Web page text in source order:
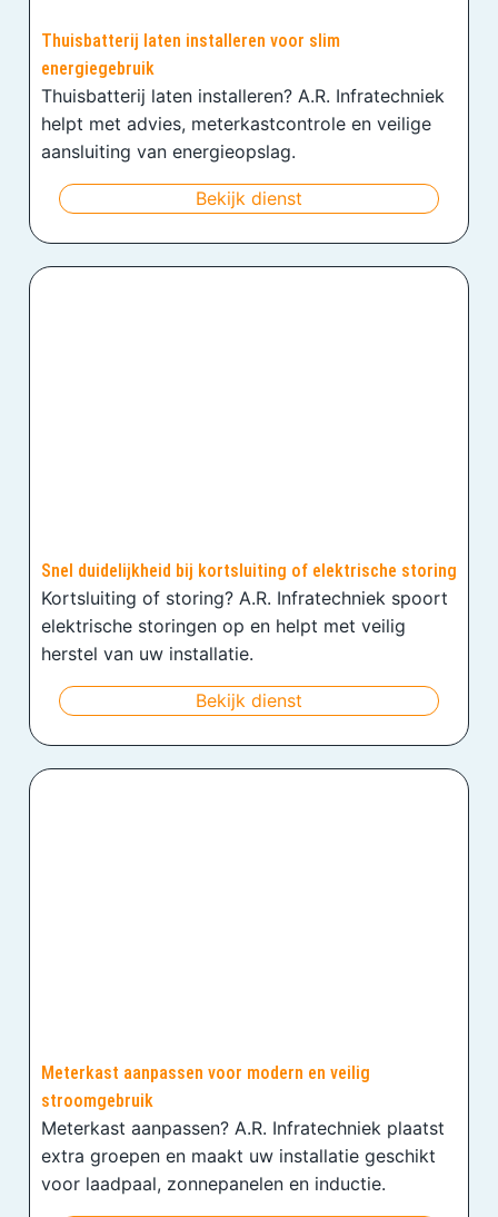
Thuisbatterij laten installeren voor slim
energiegebruik
Thuisbatterij laten installeren? A.R. Infratechniek
helpt met advies, meterkastcontrole en veilige
aansluiting van energieopslag.
Bekijk dienst
Snel duidelijkheid bij kortsluiting of elektrische storing
Kortsluiting of storing? A.R. Infratechniek spoort
elektrische storingen op en helpt met veilig
herstel van uw installatie.
Bekijk dienst
Meterkast aanpassen voor modern en veilig
stroomgebruik
Meterkast aanpassen? A.R. Infratechniek plaatst
extra groepen en maakt uw installatie geschikt
voor laadpaal, zonnepanelen en inductie.